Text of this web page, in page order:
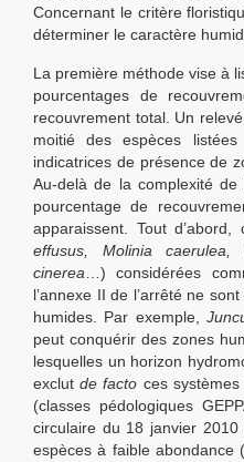
Concernant le critère
déterminer le caractère
La première méthode vise à
pourcentages de
recouvrement total. Un
moitié des espèces
indicatrices de présence de
Au-delà de la complexité
pourcentage de
apparaissent. Tout
effusus, Molinia caerulea,
cinerea …) considérées
l’annexe II de l’arrêté ne
humides. Par exemple,
peut conquérir des zones
lesquelles un horizon
exclutde facto ces
(classes pédologiques
circulaire du 18 janvier
espèces à faible abondance